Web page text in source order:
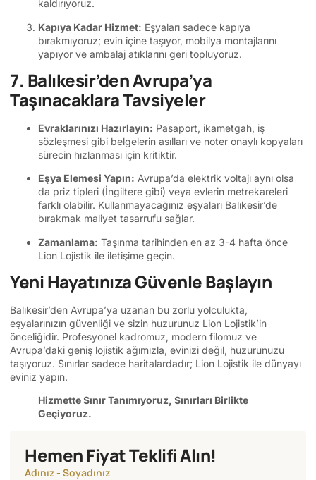
kaldırıyoruz.
Kapıya Kadar Hizmet: Eşyaları sadece kapıya
bırakmıyoruz; evin içine taşıyor, mobilya montajlarını
yapıyor ve ambalaj atıklarını geri topluyoruz.
7. Balıkesir’den Avrupa’ya
Taşınacaklara Tavsiyeler
Evraklarınızı Hazırlayın: Pasaport, ikametgah, iş
sözleşmesi gibi belgelerin asılları ve noter onaylı kopyaları
sürecin hızlanması için kritiktir.
Eşya Elemesi Yapın: Avrupa’da elektrik voltajı aynı olsa
da priz tipleri (İngiltere gibi) veya evlerin metrekareleri
farklı olabilir. Kullanmayacağınız eşyaları Balıkesir’de
bırakmak maliyet tasarrufu sağlar.
Zamanlama: Taşınma tarihinden en az 3-4 hafta önce
Lion Lojistik ile iletişime geçin.
Yeni Hayatınıza Güvenle Başlayın
Balıkesir’den Avrupa’ya uzanan bu zorlu yolculukta,
eşyalarınızın güvenliği ve sizin huzurunuz Lion Lojistik’in
önceliğidir. Profesyonel kadromuz, modern filomuz ve
Avrupa’daki geniş lojistik ağımızla, evinizi değil, huzurunuzu
taşıyoruz. Sınırlar sadece haritalardadır; Lion Lojistik ile dünyayı
eviniz yapın.
Hizmette Sınır Tanımıyoruz, Sınırları Birlikte
Geçiyoruz.
Hemen Fiyat Teklifi Alın!
Adınız - Soyadınız